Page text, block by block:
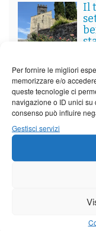
Per fornire le migliori
memorizzare e/o
queste tecnologie ci
navigazione o ID unici su
consenso può influire
Gestisci servizi
Il
Borgo a Mozzano
Barga